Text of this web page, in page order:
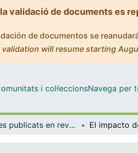
validació de documents es
de documentos se
will resume starting
i col·leccionsNavega per
Articles publicats en revistes (Dret Privat)